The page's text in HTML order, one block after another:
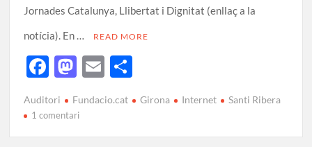
Jornades Catalunya, Llibertat i Dignitat (enllaç a la
notícia). En …
READ MORE
F
e
b
M
to
d
E
ail m
p
Auditori Fundacio.cat Girona Internet Santi Ribera
1 comentari